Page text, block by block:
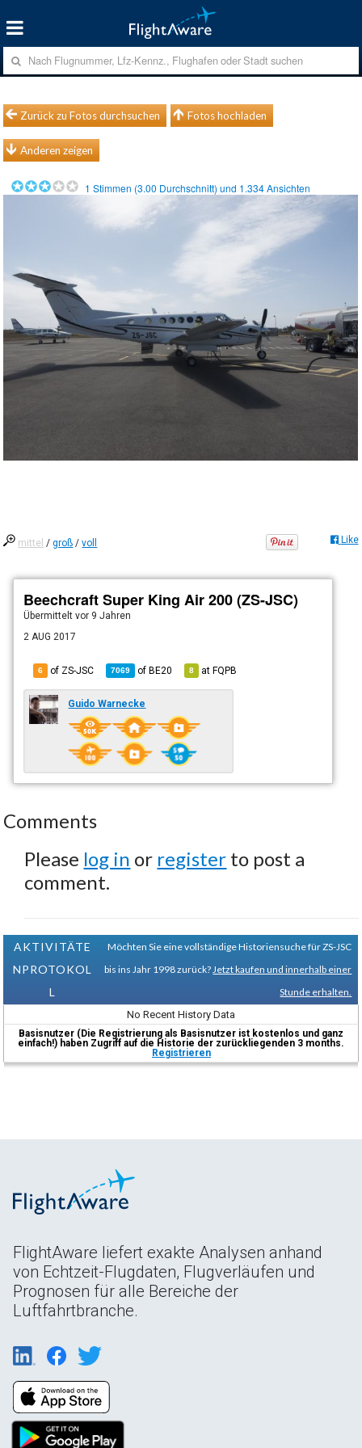
Zurück zu Fotos durchsuchen Fotos hochladen
Anderen zeigen
1 Stimmen (3.00 Durchschnitt) und 1.334Ansichten
mittel /groß /voll Like
Beechcraft Super King Air 200 (ZS-JSC)
Übermitteltvor 9 Jahren
2 AUG 2017
6 of ZS-JSC 7069 ofBE20 8 atFQPB
Guido Warnecke
Comments
Please log in or register to post a
comment.
AKTIVITÄTE
NPROTOKOL
L
Möchten Sie eine vollständige Historiensuche für ZS-JSC
bis ins Jahr 1998 zurück? Jetzt kaufen und innerhalb einer
Stunde erhalten.
No Recent History Data
Basisnutzer (Die Registrierung als Basisnutzer ist kostenlos und ganz
einfach!) haben Zugriff auf die Historie der zurückliegenden 3 months.
Registrieren
FlightAware liefert exakte Analysen anhand
von Echtzeit-Flugdaten, Flugverläufen und
Prognosen für alle Bereiche der
Luftfahrtbranche.